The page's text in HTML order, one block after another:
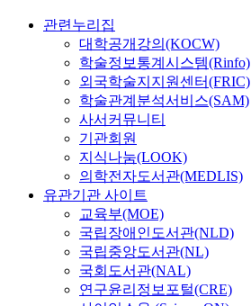
관련누리집
대학공개강의(KOCW)
학술정보통계시스템(Rinfo)
외국학술지지원센터(FRIC)
학술관계분석서비스(SAM)
사서커뮤니티
기관회원
지식나눔(LOOK)
의학전자도서관(MEDLIS)
유관기관 사이트
교육부(MOE)
국립장애인도서관(NLD)
국립중앙도서관(NL)
국회도서관(NAL)
연구윤리정보포털(CRE)